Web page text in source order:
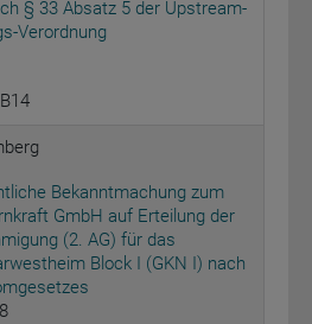
§ 33 Absatz 5 der Upstream-
Verordnung
Bekanntmachung zum
GmbH auf Erteilung der
(2. AG) für das
Block I (GKN I) nach